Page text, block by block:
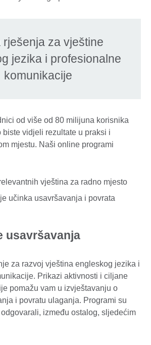
rješenja za vještine
jezika i profesionalne
komunikacije
od više od 80 milijuna korisnika
vidjeli rezultate u praksi i
mjestu. Naši online programi
vještina za radno mjesto
učinka usavršavanja i povrata
usavršavanja
za razvoj vještina engleskog jezika i
Prikazi aktivnosti i ciljane
pomažu vam u izvještavanju o
i povratu ulaganja. Programi su
između ostalog, sljedećim